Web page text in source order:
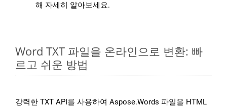
해 자세히 알아보세요.
Word TXT 파일을 온라인으로 변환: 빠
르고 쉬운 방법
강력한 TXT API를 사용하여 Aspose.Words 파일을 HTML